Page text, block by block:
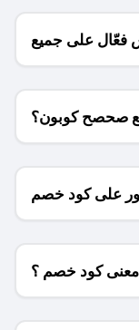
على جميع
المنتجات؟
صحصح كوبون؟
على كود خصم
علي اكسبرس؟
معنى كود خصم ؟